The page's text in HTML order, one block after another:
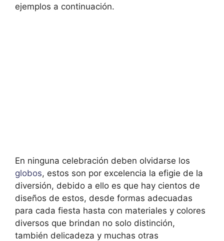
ejemplos a continuación.
En ninguna celebración deben olvidarse los
globos, estos son por excelencia la efigie de la
diversión, debido a ello es que hay cientos de
diseños de estos, desde formas adecuadas
para cada fiesta hasta con materiales y colores
diversos que brindan no solo distinción,
también delicadeza y muchas otras